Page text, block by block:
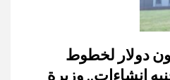
بلغت 17 مليون دولار لخطوط
مليون جنيه انشاءات.. وزيرة